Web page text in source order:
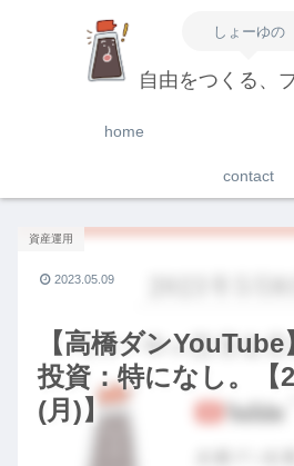
しょーゆの
自由をつくる、
home
contact
【高橋ダン
投資：特になし。【
(月)】
資産運用
2023.05.09